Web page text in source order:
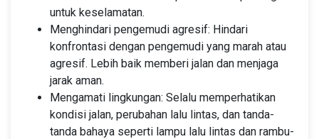
untuk keselamatan.
Menghindari pengemudi agresif: Hindari
konfrontasi dengan pengemudi yang marah atau
agresif. Lebih baik memberi jalan dan menjaga
jarak aman.
Mengamati lingkungan: Selalu memperhatikan
kondisi jalan, perubahan lalu lintas, dan tanda-
tanda bahaya seperti lampu lalu lintas dan rambu-